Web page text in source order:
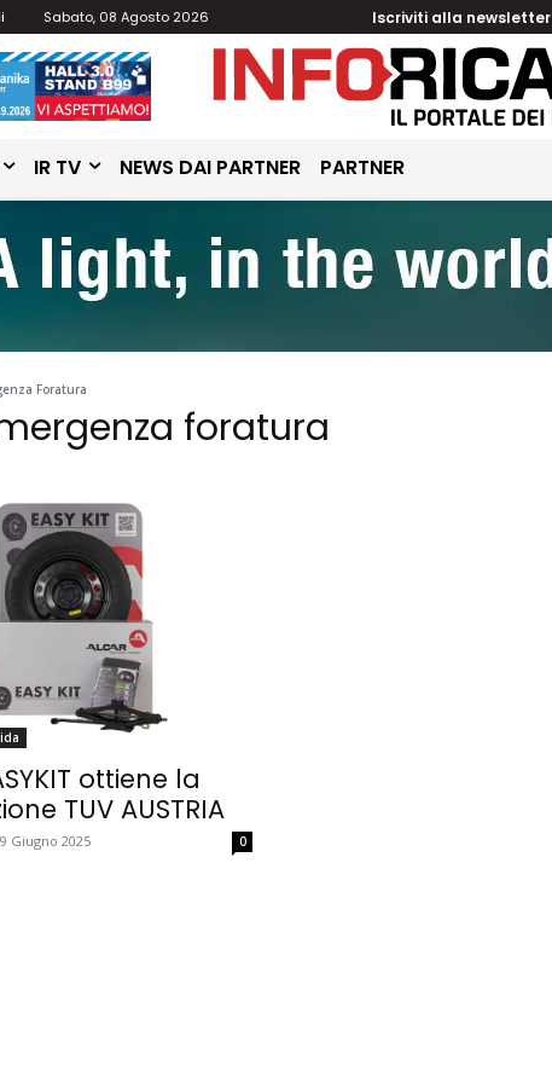
Sabato, 08 Agosto 2026 Iscriviti alla newsletter
IR TV NEWS DAI PARTNER PARTNER
Foratura
foratura
ottiene la
TUV AUSTRIA
9 Giugno 2025 0